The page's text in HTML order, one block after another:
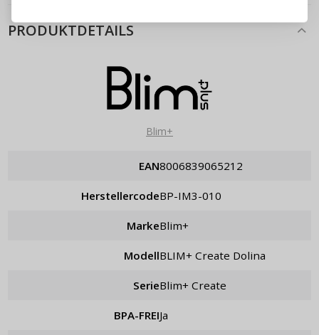
PRODUKTDETAILS
Blim+
EAN 8006839065212
Herstellercode BP-IM3-010
Marke Blim+
Modell BLIM+ Create Dolina
Serie Blim+ Create
BPA-FREI Ja